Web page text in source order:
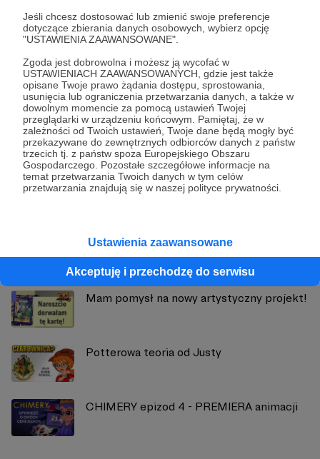
Jeśli chcesz dostosować lub zmienić swoje preferencje
dotyczące zbierania danych osobowych, wybierz opcję
"USTAWIENIA ZAAWANSOWANE".
Zgoda jest dobrowolna i możesz ją wycofać w
USTAWIENIACH ZAAWANSOWANYCH, gdzie jest także
opisane Twoje prawo żądania dostępu, sprostowania,
usunięcia lub ograniczenia przetwarzania danych, a także w
dowolnym momencie za pomocą ustawień Twojej
przeglądarki w urządzeniu końcowym. Pamiętaj, że w
zależności od Twoich ustawień, Twoje dane będą mogły być
przekazywane do zewnętrznych odbiorców danych z państw
trzecich tj. z państw spoza Europejskiego Obszaru
Gospodarczego. Pozostałe szczegółowe informacje na
temat przetwarzania Twoich danych w tym celów
przetwarzania znajdują się w naszej polityce prywatności.
Ustawienia zaawansowane
Akceptuję i przechodzę do serwisu
Justyna Margielewska
Zobacz profil autora
Zobacz również
Mam pomysł na nowy artystyczny projekt!
Potterowa teoria od Justy
CHIMERY epizod 4 - PREMIERA animacji